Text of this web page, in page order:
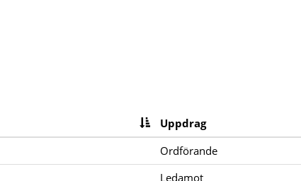
Uppdrag
Ordförande
Ledamot